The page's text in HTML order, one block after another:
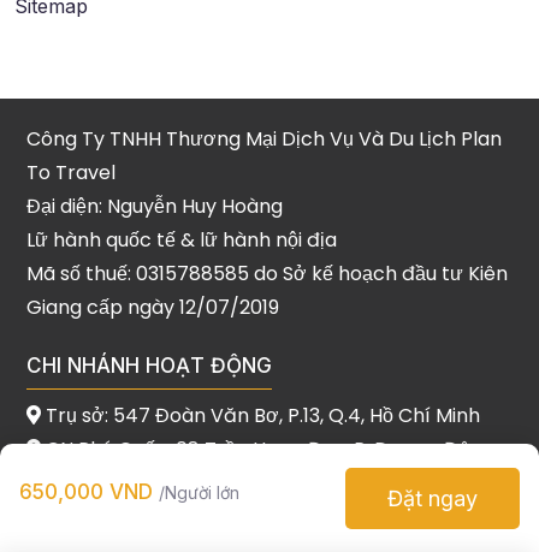
650,000 VND /Người lớn Đặt ngay
Sitemap
Công Ty TNHH Thương Mại Dịch Vụ Và Du Lịch Plan
To Travel
Đại diện: Nguyễn Huy Hoàng
Lữ hành quốc tế & lữ hành nội địa
Mã số thuế: 0315788585 do Sở kế hoạch đầu tư Kiên
Giang cấp ngày 12/07/2019
CHI NHÁNH HOẠT ĐỘNG
Trụ sở: 547 Đoàn Văn Bơ, P.13, Q.4, Hồ Chí Minh
CN Phú Quốc: 08 Trần Hưng Đạo, P. Dương Đông,
Phú Quốc
CN Đà Nẵng: 386 Dũng Sĩ Thanh Khê, Thanh Khê,